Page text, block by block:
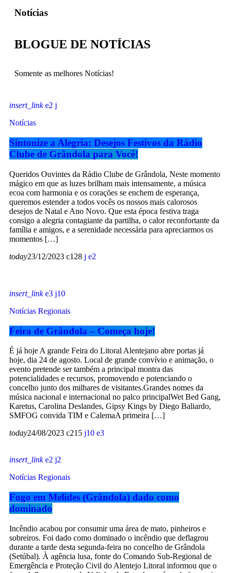
Notícias
BLOGUE DE NOTÍCIAS
Somente as melhores Notícias!
insert_link
2
Notícias
Sintonize a Alegria: Desejos Festivos da Rádio
Clube de Grândola para Você!
Queridos Ouvintes da Rádio Clube de Grândola, Neste momento
mágico em que as luzes brilham mais intensamente, a música
ecoa com harmonia e os corações se enchem de esperança,
queremos estender a todos vocês os nossos mais calorosos
desejos de Natal e Ano Novo. Que esta época festiva traga
consigo a alegria contagiante da partilha, o calor reconfortante da
família e amigos, e a serenidade necessária para apreciarmos os
momentos […]
today23/12/2023 128 2
insert_link 3 10
Notícias Regionais
Feira de Grândola – Começa hoje!
É já hoje A grande Feira do Litoral Alentejano abre portas já
hoje, dia 24 de agosto. Local de grande convívio e animação, o
evento pretende ser também a principal montra das
potencialidades e recursos, promovendo e potenciando o
concelho junto dos milhares de visitantes.Grandes nomes da
música nacional e internacional no palco principalWet Bed Gang,
Karetus, Carolina Deslandes, Gipsy Kings by Diego Baliardo,
SMFOG convida TIM e CalemaA primeira […]
today24/08/2023 215 10 3
insert_link 2 2
Notícias Regionais
Fogo em Melides (Grândola) dado como
dominado
Incêndio acabou por consumir uma área de mato, pinheiros e
sobreiros. Foi dado como dominado o incêndio que deflagrou
durante a tarde desta segunda-feira no concelho de Grândola
(Setúbal). À agência lusa, fonte do Comando Sub-Regional de
Emergência e Proteção Civil do Alentejo Litoral informou que o